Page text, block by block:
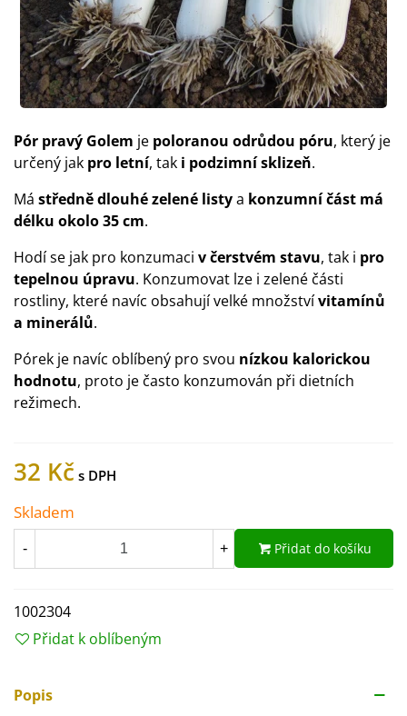
Pór pravý Golem je poloranou odrůdou póru, který je
určený jak pro letní, tak i podzimní sklizeň.
Má středně dlouhé zelené listya konzumní část má
délku okolo 35 cm.
Hodí se jak pro konzumaci v čerstvém stavu, tak i pro
tepelnou úpravu. Konzumovat lze i zelené části
rostliny, které navíc obsahují velké množstvívitamínů
a minerálů.
Pórek je navíc oblíbený pro svou nízkou kalorickou
hodnotu, proto je často konzumován při dietních
režimech.
32 Kč
Skladem
- + Přidat do košíku
1002304
Přidat k oblíbeným
Popis